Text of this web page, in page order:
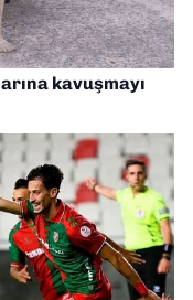
kavuşmayı